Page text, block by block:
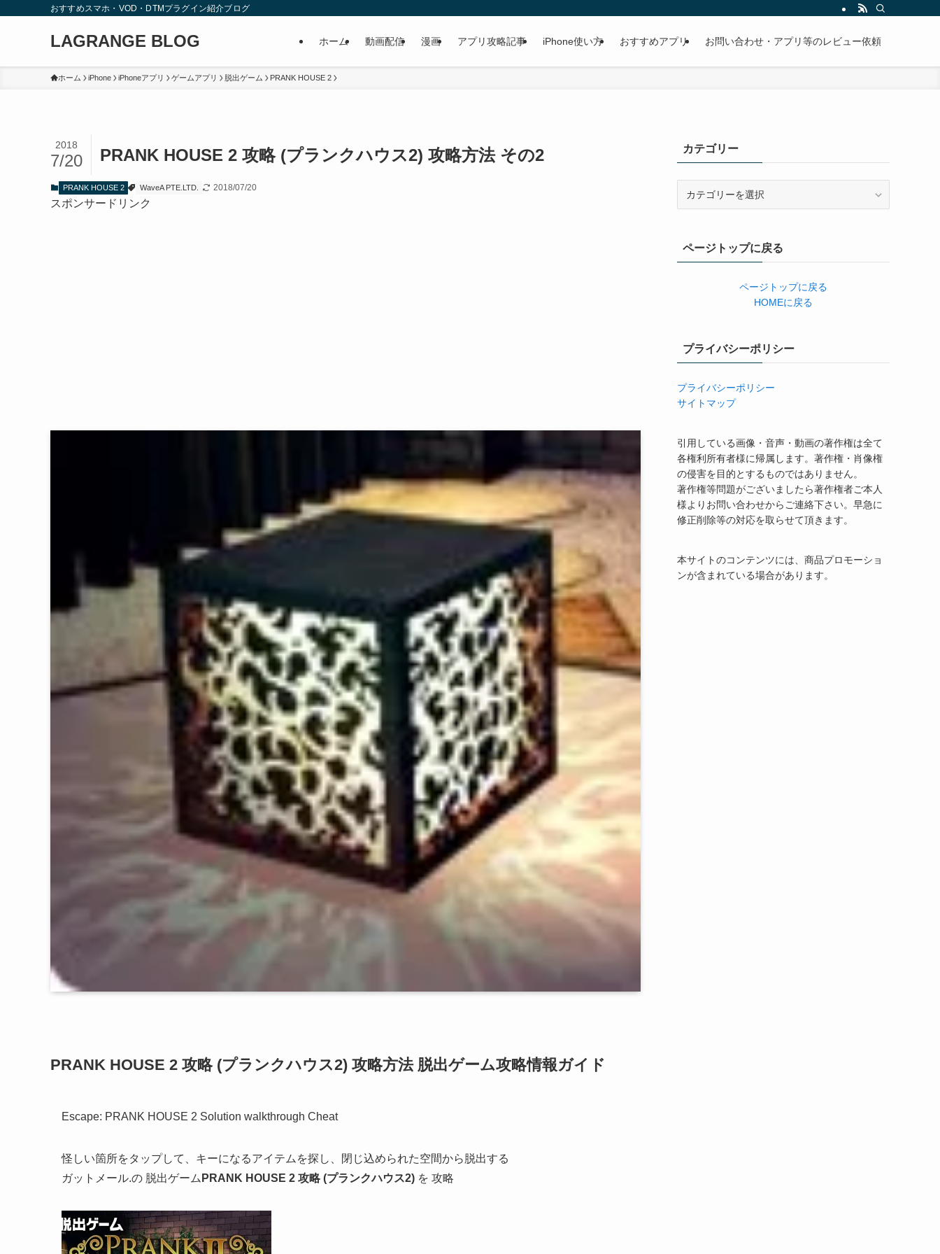
おすすめスマホ・VOD・DTMプラグイン紹介ブログ
LAGRANGE BLOG ホーム 動画配信 漫画 アプリ攻略記事 iPhone使い方 おすすめアプリ お問い合わせ・アプリ等のレビュー依頼
ホーム iPhone iPhoneアプリ ゲームアプリ 脱出ゲーム PRANK HOUSE 2
PRANK HOUSE 2 攻略 (プランクハウス2) 攻略方法 その2
2018
7/20
PRANK HOUSE 2 WaveA PTE.LTD. 2018/07/20
スポンサードリンク
PRANK HOUSE 2 攻略 (プランクハウス2) 攻略方法 脱出ゲーム攻略情報ガイド
Escape: PRANK HOUSE 2 Solution walkthrough Cheat
怪しい箇所をタップして、キーになるアイテムを探し、閉じ込められた空間から脱出する
ガットメール.の 脱出ゲーム PRANK HOUSE 2 攻略 (プランクハウス2) を 攻略
カテゴリー
ーページトップに戻る
ページトップに戻る
HOMEに戻る
プライバシーポリシー
プライバシーポリシー
サイトマップ
引用している画像・音声・動画の著作権は全て
各権利所有者様に帰属します。著作権・肖像権
の侵害を目的とするものではありません。
著作権等問題がございましたら著作権者ご本人
様よりお問い合わせからご連絡下さい。早急に
修正削除等の対応を取らせて頂きます。
本サイトのコンテンツには、商品プロモーショ
ンが含まれている場合があります。